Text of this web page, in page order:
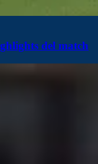
del match